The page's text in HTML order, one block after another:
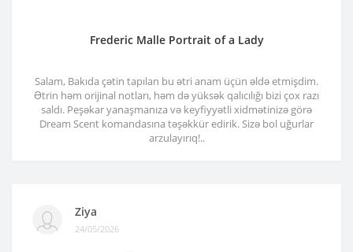
Frederic Malle Portrait of a Lady
Salam, Bakıda çətin tapılan bu ətri anam üçün əldə etmişdim.
Ətrin həm orijinal notları, həm də yüksək qalıcılığı bizi çox razı
saldı. Peşəkar yanaşmanıza və keyfiyyətli xidmətinizə görə
Dream Scent komandasına təşəkkür edirik. Sizə bol uğurlar
arzulayırıq!..
Ziya
24/05/2026